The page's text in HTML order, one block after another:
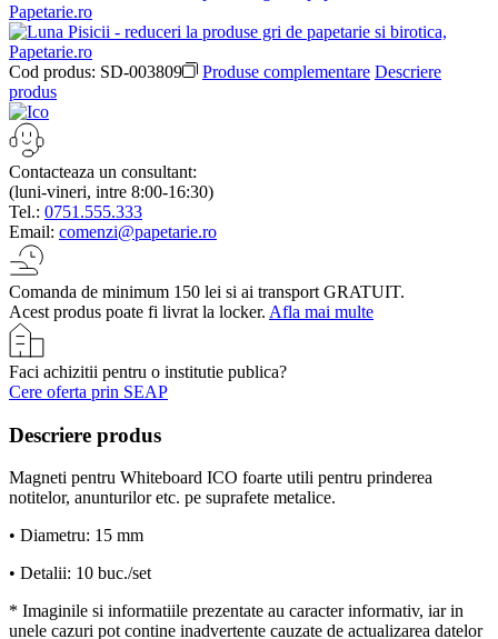
Cod produs: SD-003809 Produse complementare Descriere
produs
Contacteaza un consultant:
(luni-vineri, intre 8:00-16:30)
Tel.: 0751.555.333
Email: comenzi@papetarie.ro
Comanda de minimum 150 lei si ai transport GRATUIT.
Acest produs poate fi livrat la locker. Afla mai multe
Faci achizitii pentru o institutie publica?
Cere oferta prin SEAP
Descriere produs
Magneti pentru Whiteboard ICO foarte utili pentru prinderea
notitelor, anunturilor etc. pe suprafete metalice.
• Diametru: 15 mm
• Detalii: 10 buc./set
* Imaginile si informatiile prezentate au caracter informativ, iar in
unele cazuri pot contine inadvertente cauzate de actualizarea datelor